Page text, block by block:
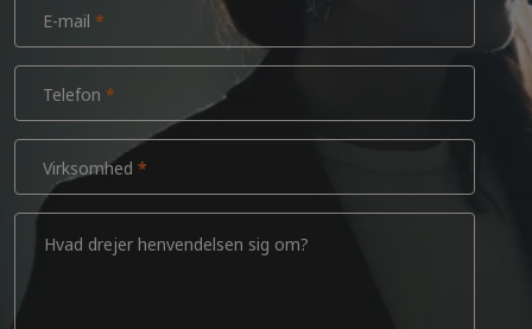
E-mail
Telefon
Virksomhed